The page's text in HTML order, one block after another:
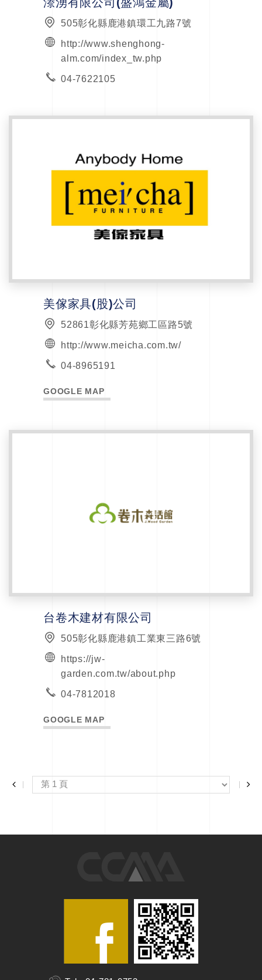
505彰化縣鹿港鎮環工九路7號
http://www.shenghong-
alm.com/index_tw.php
04-7622105
美傢家具(股)公司
52861彰化縣芳苑鄉工區路5號
http://www.meicha.com.tw/
04-8965191
GOOGLE MAP
台卷木建材有限公司
505彰化縣鹿港鎮工業東三路6號
https://jw-
garden.com.tw/about.php
04-7812018
GOOGLE MAP